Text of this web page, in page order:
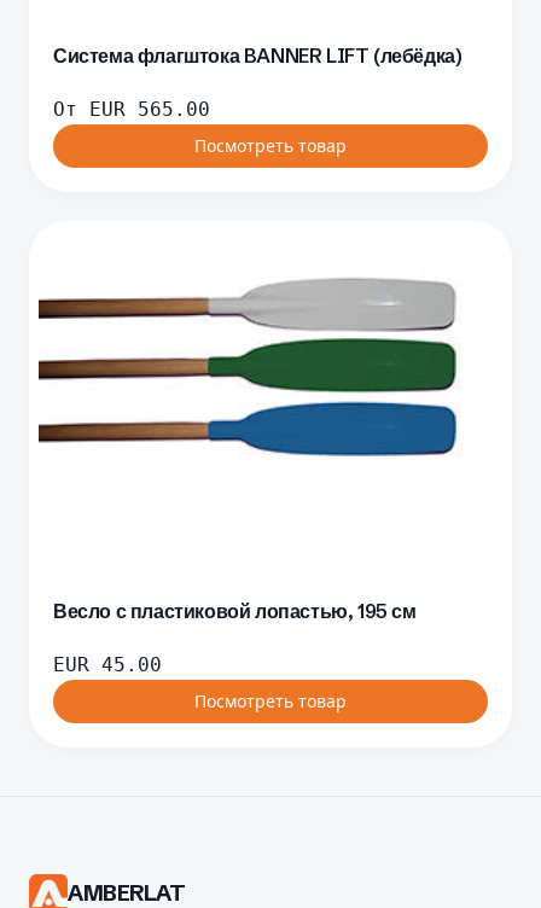
Система флагштока BANNER LIFT (лебёдка)
От EUR 565.00
Посмотреть товар
Весло с пластиковой лопастью, 195 см
EUR 45.00
Посмотреть товар
AMBERLAT